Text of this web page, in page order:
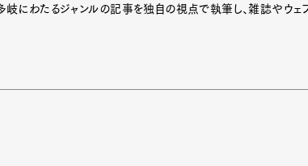
岐にわたるジャンルの記事を独自の視点で執筆し、雑誌やウェ